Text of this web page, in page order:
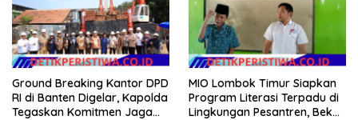
Ground Breaking Kantor DPD
RI di Banten Digelar, Kapolda
Tegaskan Komitmen Jaga
MIO Lombok Timur Siapkan
Program Literasi Terpadu di
Lingkungan Pesantren, Bekali